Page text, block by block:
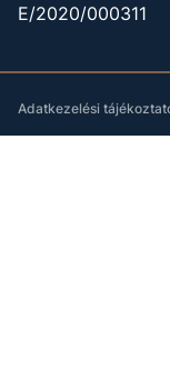
E/2020/000311
Adatkezelési